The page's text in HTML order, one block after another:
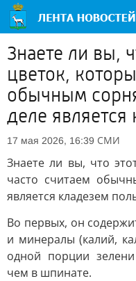
Знаете ли вы,
цветок,
обычным
деле
17 мая 2026, 16:39 СМИ
Знаете ли вы, что
часто считаем
является кладезем
Во первых, он
и минералы (калий,
одной порции
чем в шпинате.